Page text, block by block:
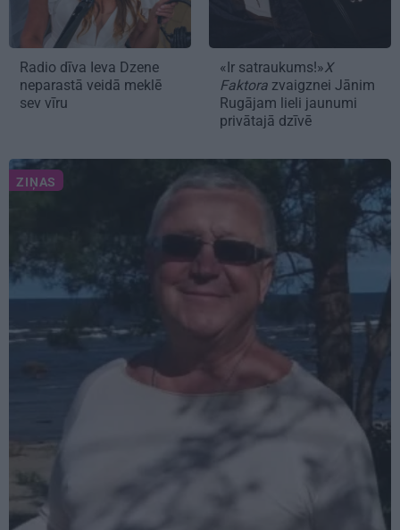
Radio dīva Ieva Dzene
neparastā veidā meklē
sev vīru
«Ir satraukums!»X
Faktora zvaigznei Jānim
Rugājam lieli jaunumi
privātajā dzīvē
ZIŅAS